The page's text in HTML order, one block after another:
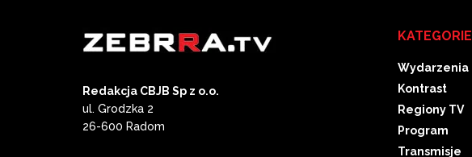
Redakcja CBJB Sp z o.o.
ul. Grodzka 2
26-600 Radom
KATEGORIE
Wydarzenia
Kontrast
Regiony TV
Program
Transmisje